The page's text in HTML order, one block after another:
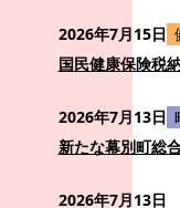
2026年7月15日
国民健康保険税
2026年7月13日
新たな幕別町総
2026年7月13日